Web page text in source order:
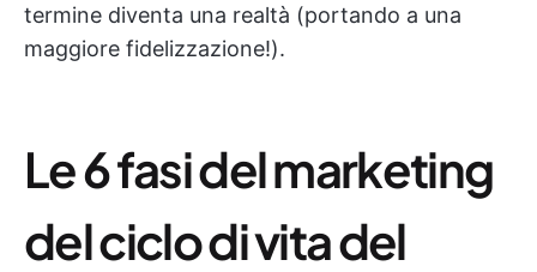
termine diventa una realtà (portando a una
maggiore fidelizzazione!).
Le 6 fasi del marketing
del ciclo di vita del